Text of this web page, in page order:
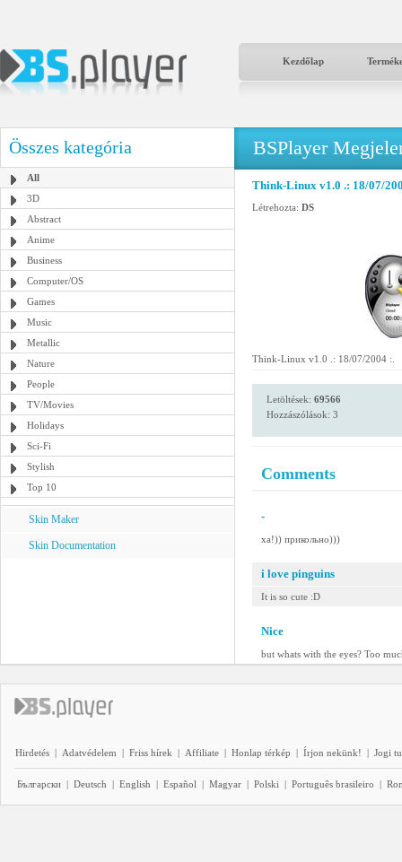
Kezdőlap
Összes kategória
All
3D
Abstract
Anime
Business
Computer/OS
Games
Music
Metallic
Nature
People
TV/Movies
Holidays
Sci-Fi
Stylish
Top 10
Skin Maker
Skin Documentation
BSPlayer
Think-Linux v1.0 .: 18/07/
Létrehozta: DS
Think-Linux v1.0 .: 18/07/2004 :.
Letöltések: 69566
Hozzászólások: 3
Comments
-
ха!)) прикольно)))
i love pinguins
It is so cute :D
Nice
but whats with the eyes? Too
Hirdetés | Adatvédelem | Friss hírek | Affiliate | Honlap térkép | Írjon nekünk! | Jogi
Български | Deutsch | English | Español | Magyar | Polski | Português brasileiro |